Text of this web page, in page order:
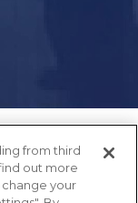
from third
out more
your